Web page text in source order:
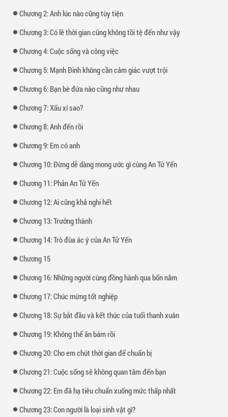
Chương 2: Anh lúc nào cũng tùy tiện
Chương 3: Có lẽ thời gian cũng không tồi tệ đến như vậy
Chương 4: Cuộc sống và công việc
Chương 5: Mạnh Đinh không cần cảm giác vượt trội
Chương 6: Bạn bè đứa nào cũng như nhau
Chương 7: Xấu xí sao?
Chương 8: Anh đến rồi
Chương 9: Em có anh
Chương 10: Đừng dễ dàng mong ước gì cùng An Tử Yến
Chương 11: Phản An Tử Yến
Chương 12: Ai cũng khả nghi hết
Chương 13: Trưởng thành
Chương 14: Trò đùa ác ý của An Tử Yến
Chương 15
Chương 16: Những người cùng đồng hành qua bốn năm
Chương 17: Chúc mừng tốt nghiệp
Chương 18: Sự bắt đầu và kết thúc của tuổi thanh xuân
Chương 19: Không thể ăn bám rồi
Chương 20: Cho em chút thời gian để chuẩn bị
Chương 21: Cuộc sống sẽ không quan tâm đến bạn
Chương 22: Em đã hạ tiêu chuẩn xuống mức thấp nhất
Chương 23: Con người là loại sinh vật gì?